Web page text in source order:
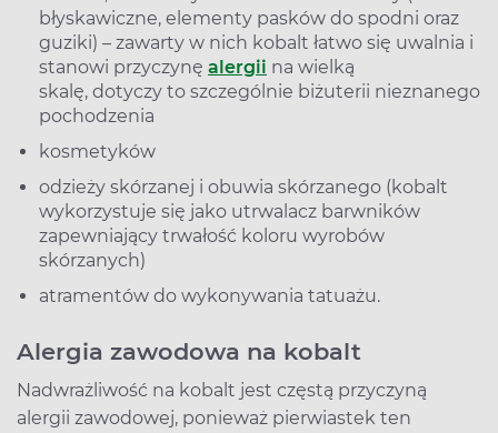
błyskawiczne, elementy pasków do spodni oraz
guziki) – zawarty w nich kobalt łatwo się uwalnia i
stanowi przyczynę alergii na wielką
skalę, dotyczy to szczególnie biżuterii nieznanego
pochodzenia
kosmetyków
odzieży skórzanej i obuwia skórzanego (kobalt
wykorzystuje się jako utrwalacz barwników
zapewniający trwałość koloru wyrobów
skórzanych)
atramentów do wykonywania tatuażu.
Alergia zawodowa na kobalt
Nadwrażliwość na kobalt jest częstą przyczyną
alergii zawodowej, ponieważ pierwiastek ten